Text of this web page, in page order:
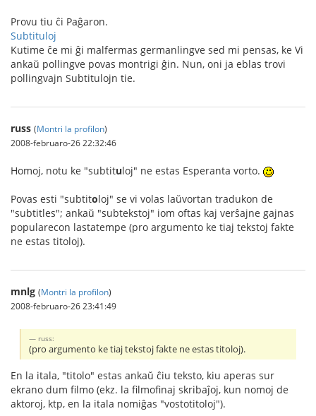
Provu tiu ĉi Paĝaron.
Subtituloj
Kutime ĉe mi ĝi malfermas germanlingve sed mi pensas, ke Vi
ankaŭ pollingve povas montrigi ĝin. Nun, oni ja eblas trovi
pollingvajn Subtitulojn tie.
russ (Montri la profilon)
2008-februaro-26 22:32:46
Homoj, notu ke "subtituloj" ne estas Esperanta vorto.
Povas esti "subtitoloj" se vi volas laŭvortan tradukon de
"subtitles"; ankaŭ "subtekstoj" iom oftas kaj verŝajne gajnas
popularecon lastatempe (pro argumento ke tiaj tekstoj fakte
ne estas titoloj).
mnlg (Montri la profilon)
2008-februaro-26 23:41:49
russ:
(pro argumento ke tiaj tekstoj fakte ne estas titoloj).
En la itala, "titolo" estas ankaŭ ĉiu teksto, kiu aperas sur
ekrano dum filmo (ekz. la filmofinaj skribaĵoj, kun nomoj de
aktoroj, ktp, en la itala nomiĝas "vostotitoloj").